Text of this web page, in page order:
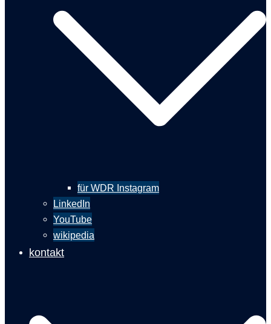
für WDR Instagram
LinkedIn
YouTube
wikipedia
kontakt